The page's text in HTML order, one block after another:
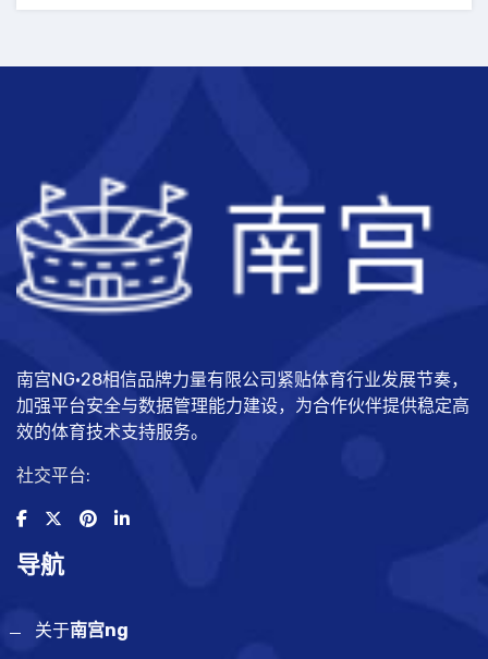
南宫NG·28相信品牌力量有限公司紧贴体育行业发展节奏，
加强平台安全与数据管理能力建设，为合作伙伴提供稳定高
效的体育技术支持服务。
社交平台:
导航
关于南宫ng